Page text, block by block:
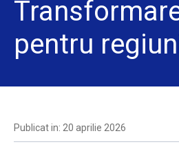
pentru
Publicat in: 20 aprilie 2026